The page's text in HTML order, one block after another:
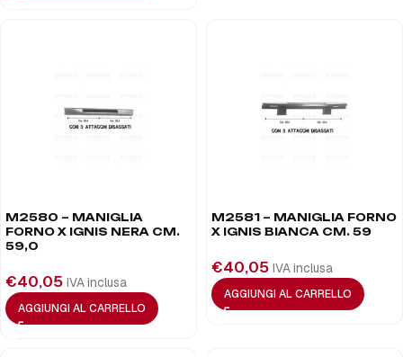
M2580 – MANIGLIA
FORNO X IGNIS NERA CM.
59,0
€40,05 IVA inclusa
AGGIUNGI AL CARRELLO
M2581 – MANIGLIA FORNO
X IGNIS BIANCA CM. 59
€40,05 IVA inclusa
AGGIUNGI AL CARRELLO